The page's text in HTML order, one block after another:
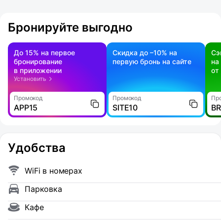
Бронируйте выгодно
До 15% на первое
бронирование
в приложении
Установить
Промокод
APP15
Скидка до –10% на
первую бронь на сайте
Промокод
SITE10
на
Удобства
WiFi в номерах
Парковка
Кафе